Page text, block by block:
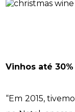
Vinhos até
“Em 2015,